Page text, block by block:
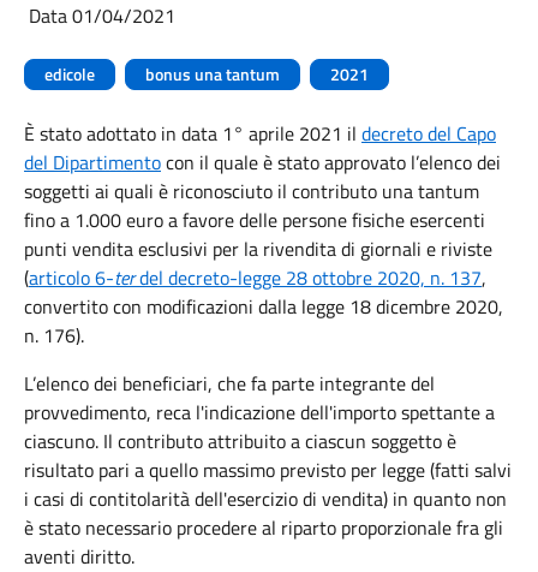
Data 01/04/2021
edicole bonus una tantum 2021
È stato adottato in data 1° aprile 2021 il decreto del Capo
del Dipartimentocon il quale è stato approvato l’elenco dei
soggetti ai quali è riconosciuto il contributo una tantum
fino a 1.000 euro a favore delle persone fisiche esercenti
punti vendita esclusivi per la rivendita di giornali e riviste
(articolo 6-terdel decreto-legge 28 ottobre 2020, n. 137,
convertito con modificazioni dalla legge 18 dicembre 2020,
n. 176).
L’elenco dei beneficiari, che fa parte integrante del
provvedimento, reca l'indicazione dell'importo spettante a
ciascuno. Il contributo attribuito a ciascun soggetto è
risultato pari a quello massimo previsto per legge (fatti salvi
i casi di contitolarità dell'esercizio di vendita) in quanto non
è stato necessario procedere al riparto proporzionale fra gli
aventi diritto.